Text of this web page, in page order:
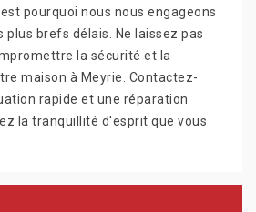
pourquoi nous nous engageons
plus brefs délais. Ne laissez pas
la sécurité et la
maison à Meyrie. Contactez-
rapide et une réparation
la tranquillité d'esprit que vous